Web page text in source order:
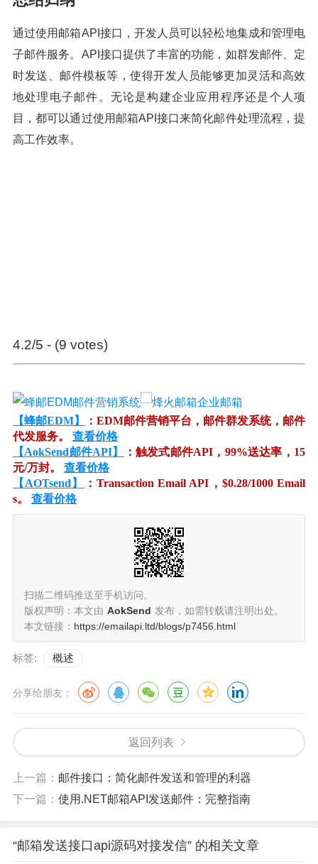
通过使用邮箱API接口，开发人员可以轻松地集成和管理电
子邮件服务。API接口提供了丰富的功能，如群发邮件、定
时发送、邮件模板等，使得开发人员能够更加灵活和高效
地处理电子邮件。无论是构建企业应用程序还是个人项
目，都可以通过使用邮箱API接口来简化邮件处理流程，提
高工作效率。
4.2/5 - (9 votes)
【蜂邮EDM】
：EDM邮件营销平台，邮件群发系统，邮件
代发服务。 查看价格
【AokSend邮件API】
：触发式邮件API，99%送达率，15
元/万封。 查看价格
【AOTsend】
：Transaction Email API，$0.28/1000 Email
s。 查看价格
扫描二维码推送至手机访问。
版权声明：本文由 AokSend 发布，如需转载请注明出处。
本文链接： https://emailapi.ltd/blogs/p7456.html
标签: 概述
分享给朋友：
返回列表
上一篇： 邮件接口：简化邮件发送和管理的利器
下一篇： 使用.NET邮箱API发送邮件：完整指南
“邮箱发送接口api源码对接发信” 的相关文章